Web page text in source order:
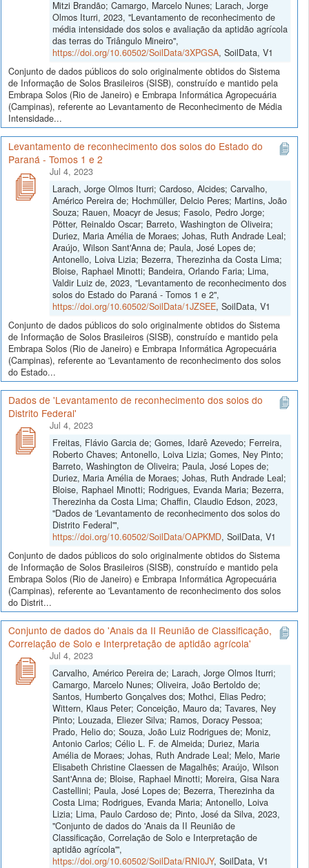
Mitzi Brandão; Camargo, Marcelo Nunes; Larach, Jorge
Olmos Iturri, 2023, "Levantamento de reconhecimento de
média intensidade dos solos e avaliação da aptidão agrícola
das terras do Triângulo Mineiro",
https://doi.org/10.60502/SoilData/3XPGSA, SoilData, V1
Conjunto de dados públicos do solo originalmente obtidos do Sistema
de Informação de Solos Brasileiros (SISB), construído e mantido pela
Embrapa Solos (Rio de Janeiro) e Embrapa Informática Agropecuária
(Campinas), referente ao Levantamento de Reconhecimento de Média
Intensidade...
Levantamento de reconhecimento dos solos do Estado do
Paraná - Tomos 1 e 2
Jul 4, 2023
Larach, Jorge Olmos Iturri; Cardoso, Alcides; Carvalho,
Américo Pereira de; Hochmüller, Delcio Peres; Martins, João
Souza; Rauen, Moacyr de Jesus; Fasolo, Pedro Jorge;
Pötter, Reinaldo Oscar; Barreto, Washington de Oliveira;
Duriez, Maria Amélia de Moraes; Johas, Ruth Andrade Leal;
Araújo, Wilson Sant'Anna de; Paula, José Lopes de;
Antonello, Loiva Lizia; Bezerra, Therezinha da Costa Lima;
Bloise, Raphael Minotti; Bandeira, Orlando Faria; Lima,
Valdir Luiz de, 2023, "Levantamento de reconhecimento dos
solos do Estado do Paraná - Tomos 1 e 2",
https://doi.org/10.60502/SoilData/1JZSEE, SoilData, V1
Conjunto de dados públicos do solo originalmente obtidos do Sistema
de Informação de Solos Brasileiros (SISB), construído e mantido pela
Embrapa Solos (Rio de Janeiro) e Embrapa Informática Agropecuária
(Campinas), referente ao 'Levantamento de reconhecimento dos solos
do Estado...
Dados de 'Levantamento de reconhecimento dos solos do
Distrito Federal'
Jul 4, 2023
Freitas, Flávio Garcia de; Gomes, Idarê Azevedo; Ferreira,
Roberto Chaves; Antonello, Loiva Lizia; Gomes, Ney Pinto;
Barreto, Washington de Oliveira; Paula, José Lopes de;
Duriez, Maria Amélia de Moraes; Johas, Ruth Andrade Leal;
Bloise, Raphael Minotti; Rodrigues, Evanda Maria; Bezerra,
Therezinha da Costa Lima; Chaffin, Claudio Edson, 2023,
"Dados de 'Levantamento de reconhecimento dos solos do
Distrito Federal'",
https://doi.org/10.60502/SoilData/OAPKMD, SoilData, V1
Conjunto de dados públicos do solo originalmente obtidos do Sistema
de Informação de Solos Brasileiros (SISB), construído e mantido pela
Embrapa Solos (Rio de Janeiro) e Embrapa Informática Agropecuária
(Campinas), referente ao 'Levantamento de reconhecimento dos solos
do Distrit...
Conjunto de dados do 'Anais da II Reunião de Classificação,
Correlação de Solo e Interpretação de aptidão agrícola'
Jul 4, 2023
Carvalho, Américo Pereira de; Larach, Jorge Olmos Iturri;
Camargo, Marcelo Nunes; Oliveira, João Bertoldo de;
Santos, Humberto Gonçalves dos; Mothci, Elias Pedro;
Wittern, Klaus Peter; Conceição, Mauro da; Tavares, Ney
Pinto; Louzada, Eliezer Silva; Ramos, Doracy Pessoa;
Prado, Helio do; Souza, João Luiz Rodrigues de; Moniz,
Antonio Carlos; Célio L. F. de Almeida; Duriez, Maria
Amélia de Moraes; Johas, Ruth Andrade Leal; Melo, Marie
Elisabeth Christine Claessen de Magalhẽs; Araújo, Wilson
Sant'Anna de; Bloise, Raphael Minotti; Moreira, Gisa Nara
Castellini; Paula, José Lopes de; Bezerra, Therezinha da
Costa Lima; Rodrigues, Evanda Maria; Antonello, Loiva
Lizia; Lima, Paulo Cardoso de; Pinto, José da Silva, 2023,
"Conjunto de dados do 'Anais da II Reunião de
Classificação, Correlação de Solo e Interpretação de
aptidão agrícola'",
https://doi.org/10.60502/SoilData/RNI0JY, SoilData, V1